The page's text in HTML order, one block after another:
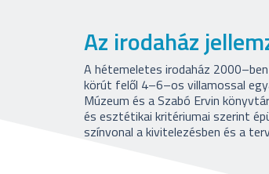
Az irodaház
A hétemeletes irodaház
körút felől 4–6–os villamossal
Múzeum és a Szabó Ervin
és esztétikai kritériumai szerint
színvonal a kivitelezésben és a